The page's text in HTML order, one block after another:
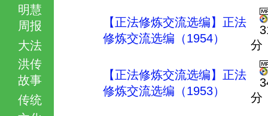
明慧
周报
大法
洪传
故事
传统
【正法修炼交流选编】正法
修炼交流选编（1954）
分
【正法修炼交流选编】正法
修炼交流选编（1953）
分